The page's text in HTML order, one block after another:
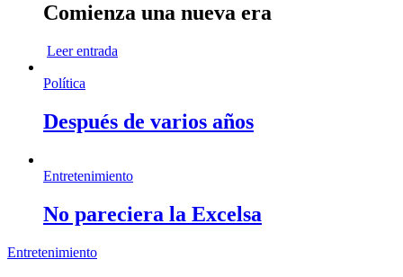
Comienza una nueva era
Leer entrada
Política
Después de varios años
Entretenimiento
No pareciera la Excelsa
Entretenimiento